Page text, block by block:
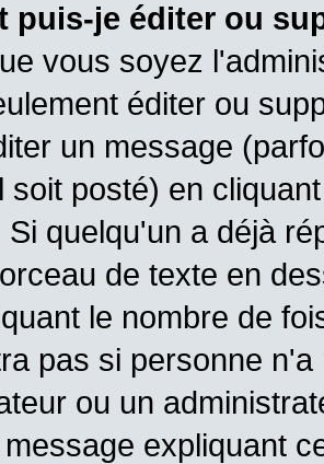
puis-je éditer ou
vous soyez
éditer ou
un message
soit posté) en
Si quelqu'un a déjà
de texte en
le nombre de
pas si personne
ou un
expliquant